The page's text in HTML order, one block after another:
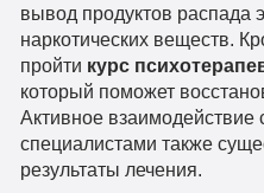
вывод продуктов распада
наркотических веществ.
пройти курс
который поможет
Активное взаимодействие
специалистами также
результаты лечения.